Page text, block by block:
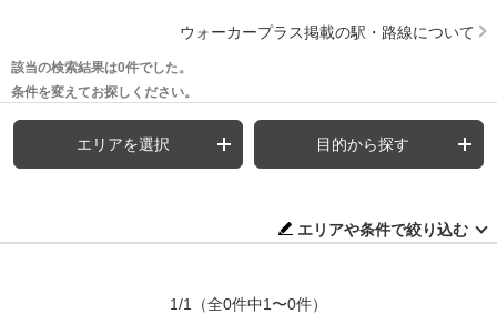
ウォーカープラス掲載の駅・路線について
該当の検索結果は0件でした。
条件を変えてお探しください。
エリアを選択 目的から探す
エリアや条件で絞り込む
1/1 （全0件中1〜0件）